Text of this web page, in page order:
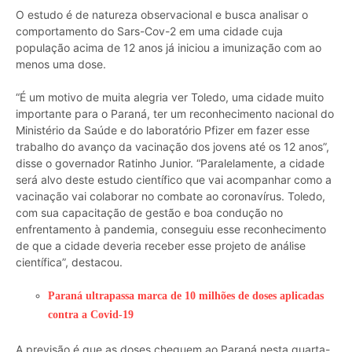
O estudo é de natureza observacional e busca analisar o
comportamento do Sars-Cov-2 em uma cidade cuja
população acima de 12 anos já iniciou a imunização com ao
menos uma dose.
“É um motivo de muita alegria ver Toledo, uma cidade muito
importante para o Paraná, ter um reconhecimento nacional do
Ministério da Saúde e do laboratório Pfizer em fazer esse
trabalho do avanço da vacinação dos jovens até os 12 anos”,
disse o governador Ratinho Junior. “Paralelamente, a cidade
será alvo deste estudo científico que vai acompanhar como a
vacinação vai colaborar no combate ao coronavírus. Toledo,
com sua capacitação de gestão e boa condução no
enfrentamento à pandemia, conseguiu esse reconhecimento
de que a cidade deveria receber esse projeto de análise
científica”, destacou.
Paraná ultrapassa marca de 10 milhões de doses aplicadas
contra a Covid-19
A previsão é que as doses cheguem ao Paraná nesta quarta-